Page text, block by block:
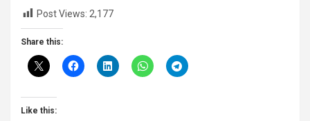
Post Views: 2,177
Share this:
Like this: